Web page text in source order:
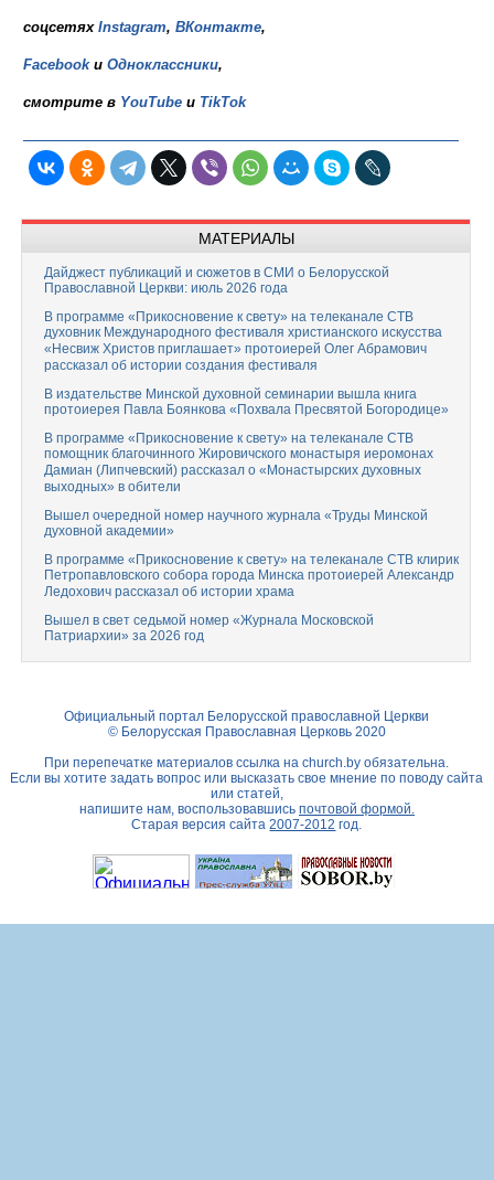
соцсетях Instagram, ВКонтакте,
Facebookи Одноклассники,
смотрите в YouTube и TikTok
МАТЕРИАЛЫ
Дайджест публикаций и сюжетов в СМИ о Белорусской
Православной Церкви: июль 2026 года
В программе «Прикосновение к свету» на телеканале СТВ
духовник Международного фестиваля христианского искусства
«Несвиж Христов приглашает» протоиерей Олег Абрамович
рассказал об истории создания фестиваля
В издательстве Минской духовной семинарии вышла книга
протоиерея Павла Боянкова «Похвала Пресвятой Богородице»
В программе «Прикосновение к свету» на телеканале СТВ
помощник благочинного Жировичского монастыря иеромонах
Дамиан (Липчевский) рассказал о «Монастырских духовных
выходных» в обители
Вышел очередной номер научного журнала «Труды Минской
духовной академии»
В программе «Прикосновение к свету» на телеканале СТВ клирик
Петропавловского собора города Минска протоиерей Александр
Ледохович рассказал об истории храма
Вышел в свет седьмой номер «Журнала Московской
Патриархии» за 2026 год
Официальный портал Белорусской православной Церкви
© Белорусская Православная Церковь 2020
При перепечатке материалов ссылка наchurch.by обязательна.
Если вы хотите задать вопрос или высказать свое мнение по поводу сайта
или статей,
напишите нам, воспользовавшись почтовой формой.
Старая версия сайта2007-2012 год.